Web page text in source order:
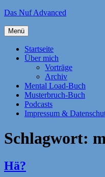
Zum
springen
Das Nuf Advanced
Menü
Startseite
Über mich
Vorträge
Archiv
Mental Load-Buch
Musterbruch-Buch
Podcasts
Impressum &
Schlagwort:
Hä?